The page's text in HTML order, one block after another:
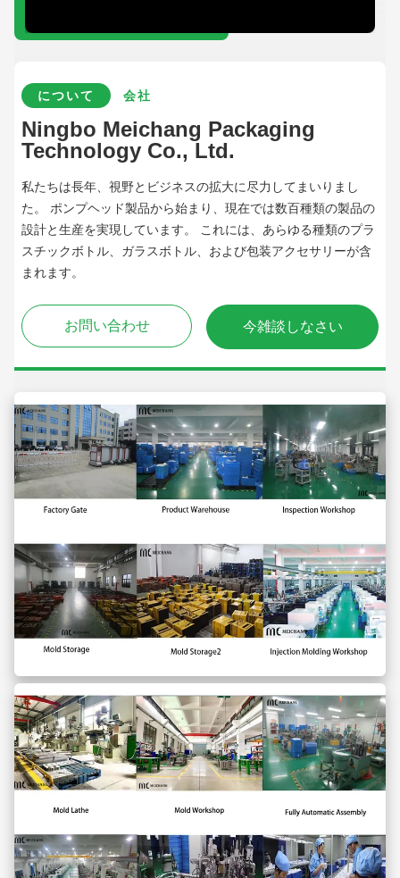
について 会社
Ningbo Meichang Packaging
Technology Co., Ltd.
私たちは長年、視野とビジネスの拡大に尽力してまいりまし
た。 ポンプヘッド製品から始まり、現在では数百種類の製品の
設計と生産を実現しています。 これには、あらゆる種類のプラ
スチックボトル、ガラスボトル、および包装アクセサリーが含
まれます。
お問い合わせ 今雑談しなさい